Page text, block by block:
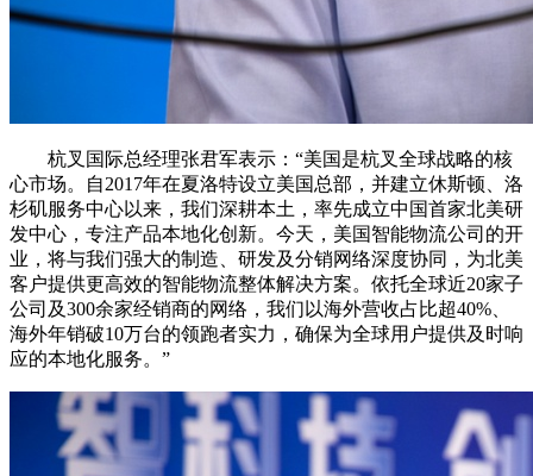
杭叉国际总经理张君军表示：“美国是杭叉全球战略的核
心市场。自2017年在夏洛特设立美国总部，并建立休斯顿、洛
杉矶服务中心以来，我们深耕本土，率先成立中国首家北美研
发中心，专注产品本地化创新。今天，美国智能物流公司的开
业，将与我们强大的制造、研发及分销网络深度协同，为北美
客户提供更高效的智能物流整体解决方案。依托全球近20家子
公司及300余家经销商的网络，我们以海外营收占比超40%、
海外年销破10万台的领跑者实力，确保为全球用户提供及时响
应的本地化服务。”